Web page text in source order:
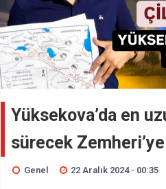
Yüksekova’da en
sürecek
Genel 22 Aralık 2024 - 00:35